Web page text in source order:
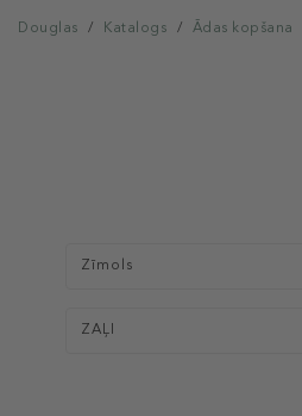
Douglas / Katalogs / Ādas kopšana
Zīmols
ZAĻI